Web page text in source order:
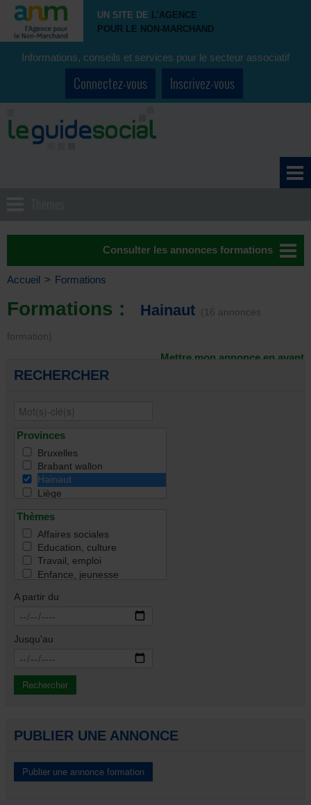
UN SITE DE L'AGENCE
POUR LE NON-MARCHAND
Informations, conseils et services pour le secteur associatif
Connectez-vous Inscrivez-vous
Consulter les annonces formations
Accueil > Formations
Formations : Hainaut (16 annonces
formation)
Mettre mon annonce en avant
RECHERCHER
Provinces
Bruxelles
Brabant wallon
Hainaut
Liège
Luxembourg
Toutes
Thèmes
Affaires sociales
Education, culture
Travail, emploi
Enfance, jeunesse
Handicap
Immigration & intégration
Santé
Santé mentale
Gestion & finances
Tous
A partir du
Jusqu'au
PUBLIER UNE ANNONCE